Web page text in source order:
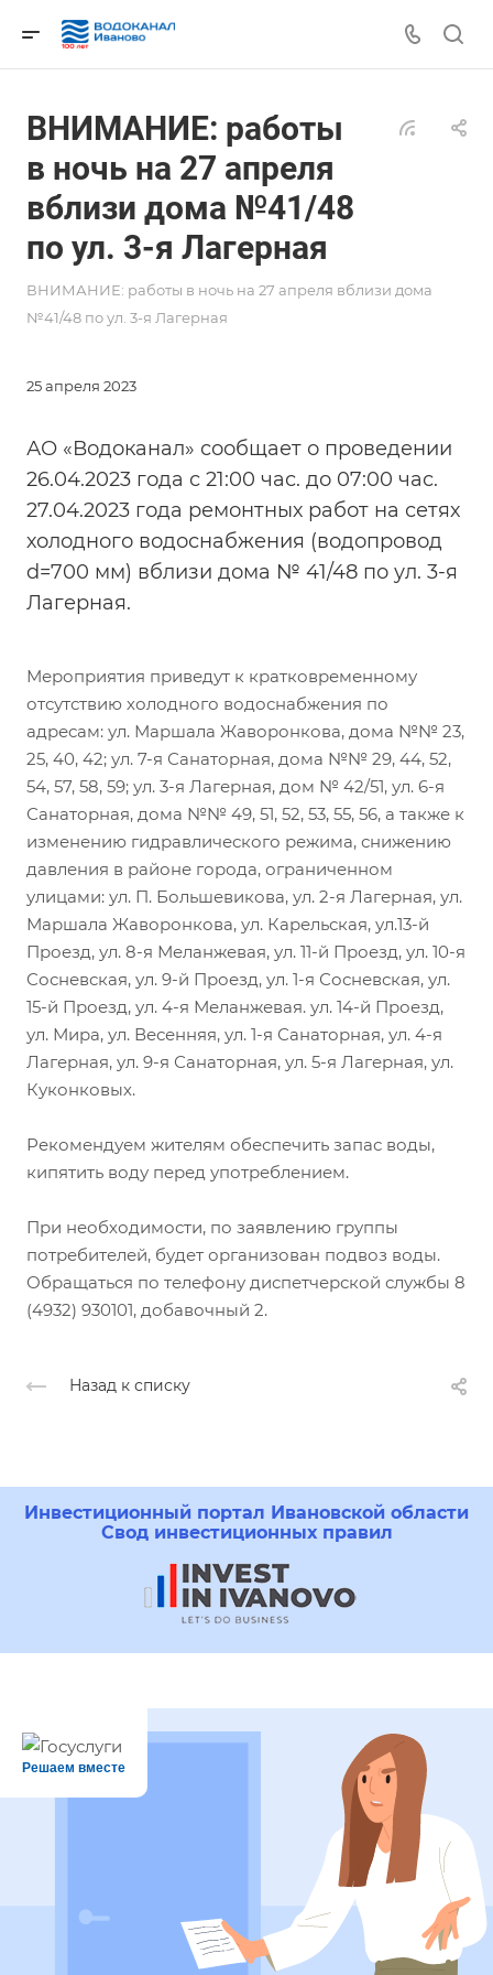
ВНИМАНИЕ: работы
в ночь на 27 апреля
вблизи дома №41/48
по ул. 3-я Лагерная
ВНИМАНИЕ: работы в ночь на 27 апреля вблизи дома
№41/48 по ул. 3-я Лагерная
25 апреля 2023
АО «Водоканал» сообщает о проведении
26.04.2023 года с 21:00 час. до 07:00 час.
27.04.2023 года ремонтных работ на сетях
холодного водоснабжения (водопровод
d=700 мм) вблизи дома № 41/48 по ул. 3-я
Лагерная.
Мероприятия приведут к кратковременному
отсутствию холодного водоснабжения по
адресам: ул. Маршала Жаворонкова, дома №№ 23,
25, 40, 42; ул. 7-я Санаторная, дома №№ 29, 44, 52,
54, 57, 58, 59; ул. 3-я Лагерная, дом № 42/51, ул. 6-я
Санаторная, дома №№ 49, 51, 52, 53, 55, 56, а также к
изменению гидравлического режима, снижению
давления в районе города, ограниченном
улицами: ул. П. Большевикова, ул. 2-я Лагерная, ул.
Маршала Жаворонкова, ул. Карельская, ул.13-й
Проезд, ул. 8-я Меланжевая, ул. 11-й Проезд, ул. 10-я
Сосневская, ул. 9-й Проезд, ул. 1-я Сосневская, ул.
15-й Проезд, ул. 4-я Меланжевая. ул. 14-й Проезд,
ул. Мира, ул. Весенняя, ул. 1-я Санаторная, ул. 4-я
Лагерная, ул. 9-я Санаторная, ул. 5-я Лагерная, ул.
Куконковых.
Рекомендуем жителям обеспечить запас воды,
кипятить воду перед употреблением.
При необходимости, по заявлению группы
потребителей, будет организован подвоз воды.
Обращаться по телефону диспетчерской службы 8
(4932) 930101, добавочный 2.
Назад к списку
Инвестиционный портал Ивановской области
Свод инвестиционных правил
Решаем вместе